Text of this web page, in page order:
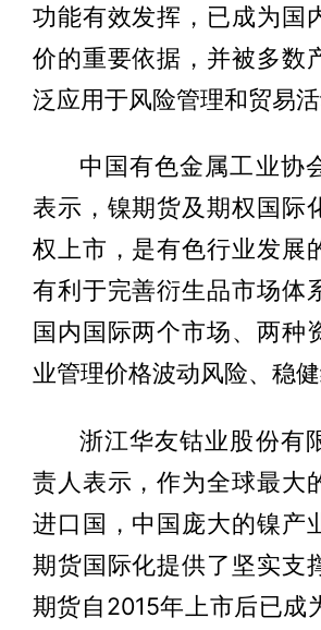
功能有效发挥，已成为国
价的重要依据，并被多数
泛应用于风险管理和贸易活
中国有色金属工业协
表示，镍期货及期权国际
权上市，是有色行业发展
有利于完善衍生品市场体
国内国际两个市场、两种
业管理价格波动风险、稳健
浙江华友钴业股份有
责人表示，作为全球最大
进口国，中国庞大的镍产
期货国际化提供了坚实支
期货自2015年上市后已成